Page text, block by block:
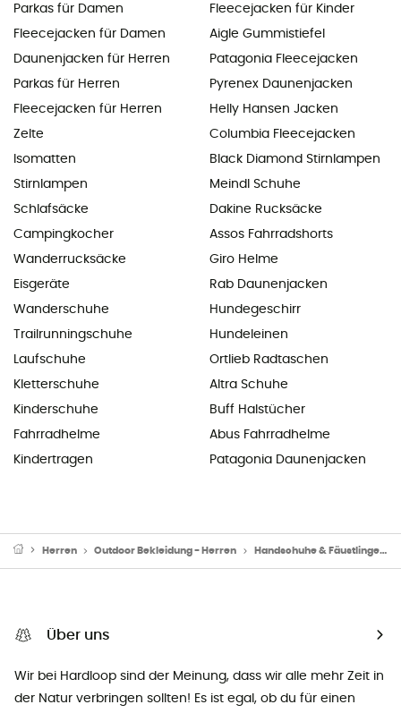
Parkas für Damen
Fleecejacken für Damen
Daunenjacken für Herren
Parkas für Herren
Fleecejacken für Herren
Zelte
Isomatten
Stirnlampen
Schlafsäcke
Campingkocher
Wanderrucksäcke
Eisgeräte
Wanderschuhe
Trailrunningschuhe
Laufschuhe
Kletterschuhe
Kinderschuhe
Fahrradhelme
Kindertragen
Fleecejacken für Kinder
Aigle Gummistiefel
Patagonia Fleecejacken
Pyrenex Daunenjacken
Helly Hansen Jacken
Columbia Fleecejacken
Black Diamond Stirnlampen
Meindl Schuhe
Dakine Rucksäcke
Assos Fahrradshorts
Giro Helme
Rab Daunenjacken
Hundegeschirr
Hundeleinen
Ortlieb Radtaschen
Altra Schuhe
Buff Halstücher
Abus Fahrradhelme
Patagonia Daunenjacken
Herren Outdoor Bekleidung - Herren Handschuhe & Fäustlinge
Über uns
Wir bei Hardloop sind der Meinung, dass wir alle mehr Zeit in
der Natur verbringen sollten! Es ist egal, ob du für einen